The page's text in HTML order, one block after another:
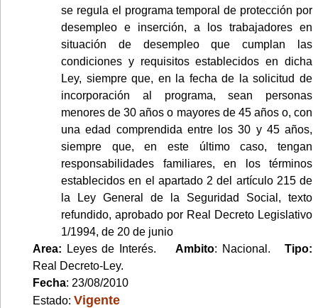
se regula el programa temporal de protección por
desempleo e inserción, a los trabajadores en
situación de desempleo que cumplan las
condiciones y requisitos establecidos en dicha
Ley, siempre que, en la fecha de la solicitud de
incorporación al programa, sean personas
menores de 30 años o mayores de 45 años o, con
una edad comprendida entre los 30 y 45 años,
siempre que, en este último caso, tengan
responsabilidades familiares, en los términos
establecidos en el apartado 2 del artículo 215 de
la Ley General de la Seguridad Social, texto
refundido, aprobado por Real Decreto Legislativo
1/1994, de 20 de junio
Area: Leyes de Interés.Ambito: Nacional.Tipo:
Real Decreto-Ley.
Fecha: 23/08/2010
Estado: Vigente